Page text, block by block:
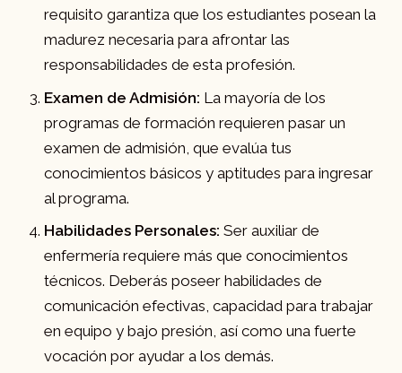
requisito garantiza que los estudiantes posean la
madurez necesaria para afrontar las
responsabilidades de esta profesión.
Examen de Admisión: La mayoría de los
programas de formación requieren pasar un
examen de admisión, que evalúa tus
conocimientos básicos y aptitudes para ingresar
al programa.
Habilidades Personales: Ser auxiliar de
enfermería requiere más que conocimientos
técnicos. Deberás poseer habilidades de
comunicación efectivas, capacidad para trabajar
en equipo y bajo presión, así como una fuerte
vocación por ayudar a los demás.